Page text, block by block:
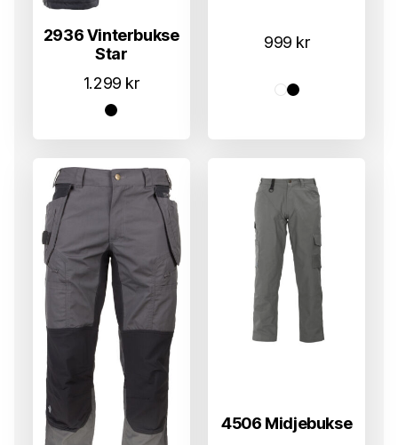
2936 Vinterbukse
Star
1.299 kr
999 kr
4506 Midjebukse